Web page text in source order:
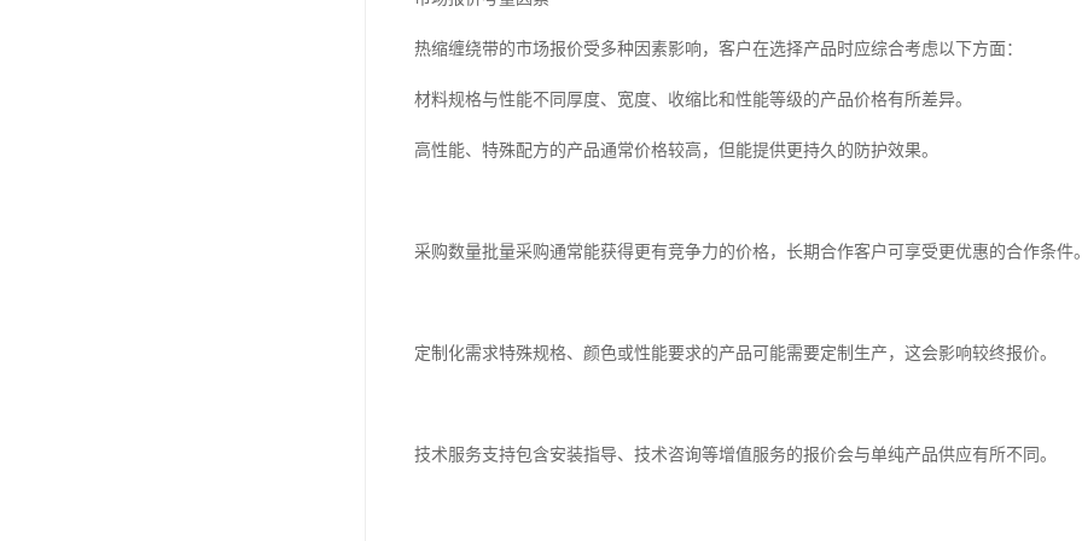
热缩缠绕带的市场报价受多种因素影响，客户在选择产品时应综合考虑以下方面：
材料规格与性能不同厚度、宽度、收缩比和性能等级的产品价格有所差异。
高性能、特殊配方的产品通常价格较高，但能提供更持久的防护效果。
采购数量批量采购通常能获得更有竞争力的价格，长期合作客户可享受更优惠的合作条件
定制化需求特殊规格、颜色或性能要求的产品可能需要定制生产，这会影响较终报价。
技术服务支持包含安装指导、技术咨询等增值服务的报价会与单纯产品供应有所不同。